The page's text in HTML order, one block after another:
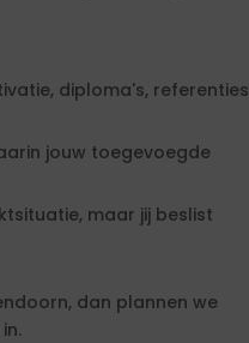
diploma's, referenties
jouw toegevoegde
maar jij beslist
dan plannen we